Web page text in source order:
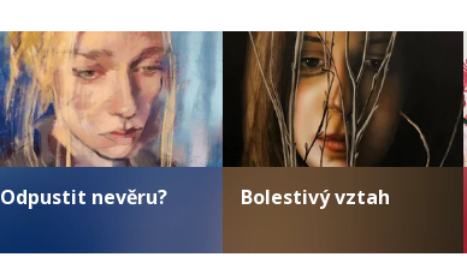
Odpustit nevěru? Bolestivý vztah